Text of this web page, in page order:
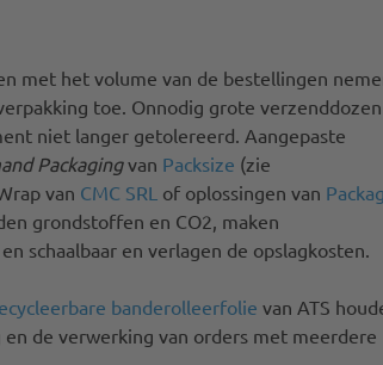
met het volume van de bestellingen
toe. Onnodig grote
niet langer getolereerd. Aangepaste
Packagingvan Packsize (zie
van CMC SRL of oplossingen van
grondstoffen en CO2, maken
schaalbaar en verlagen de opslagkosten.
banderolleerfolie van ATS
de verwerking van orders met meerdere